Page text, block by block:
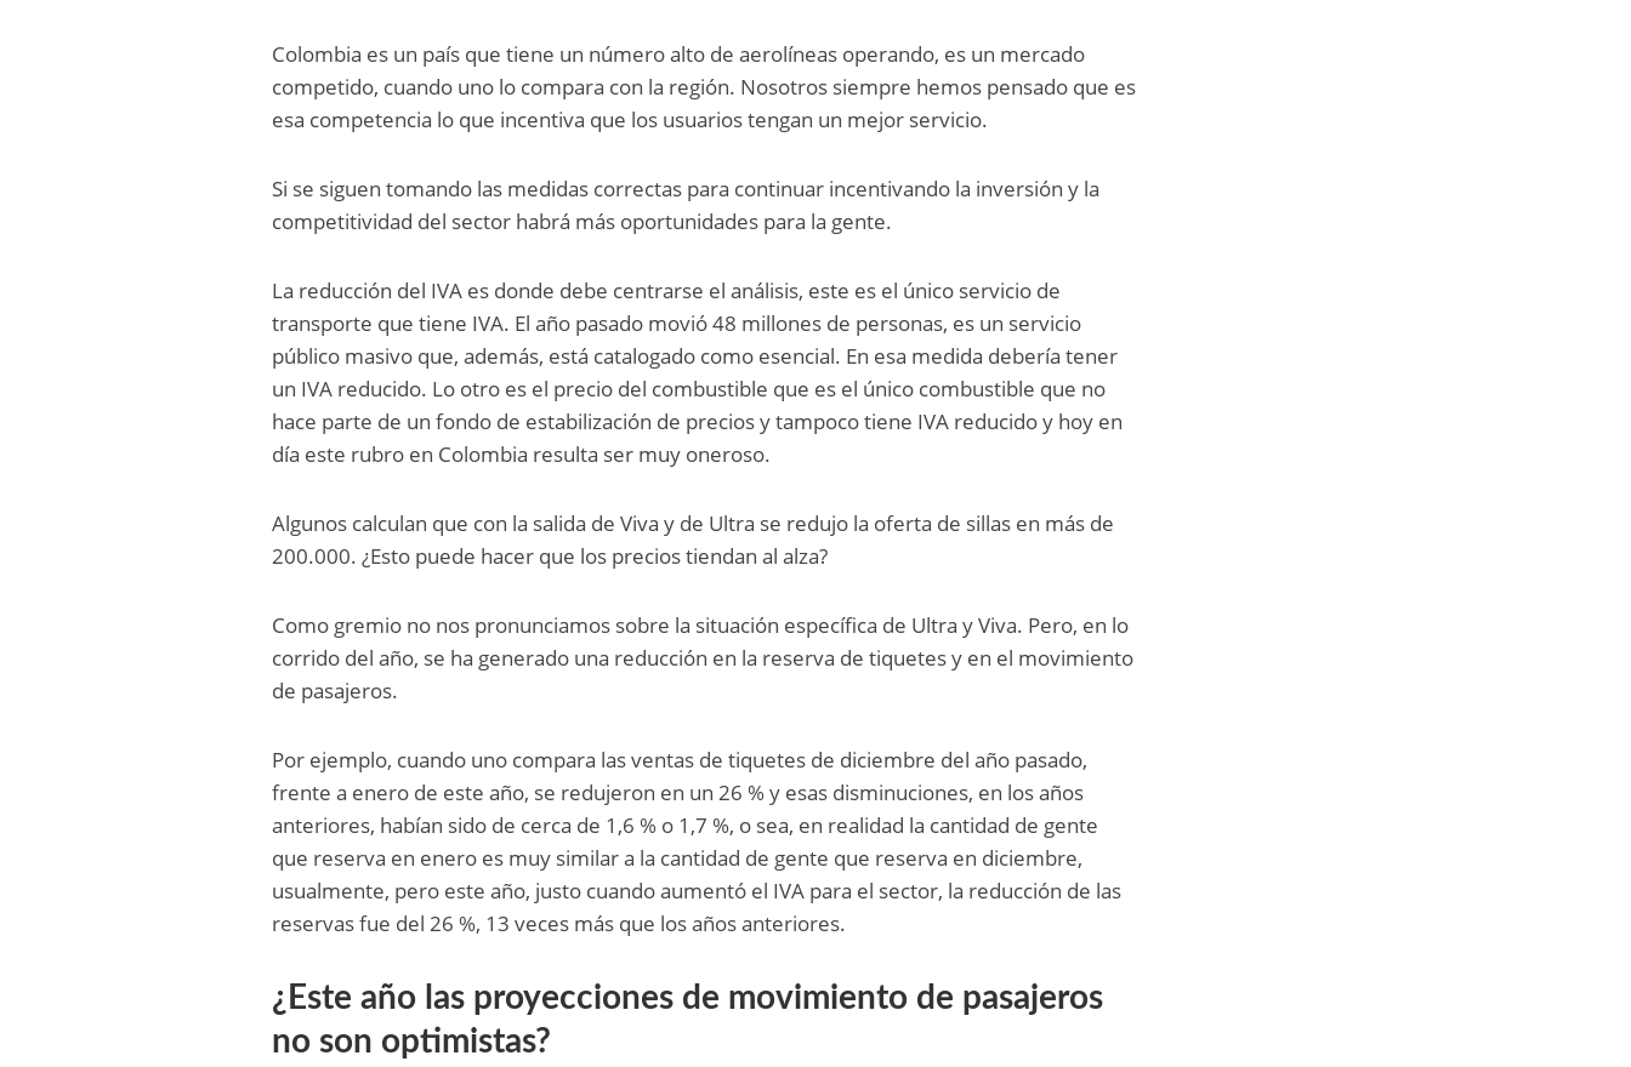
Colombia es un país que tiene un número alto de aerolíneas operando, es un mercado
competido, cuando uno lo compara con la región. Nosotros siempre hemos pensado que es
esa competencia lo que incentiva que los usuarios tengan un mejor servicio.
Si se siguen tomando las medidas correctas para continuar incentivando la inversión y la
competitividad del sector habrá más oportunidades para la gente.
La reducción del IVA es donde debe centrarse el análisis, este es el único servicio de
transporte que tiene IVA. El año pasado movió 48 millones de personas, es un servicio
público masivo que, además, está catalogado como esencial. En esa medida debería tener
un IVA reducido. Lo otro es el precio del combustible que es el único combustible que no
hace parte de un fondo de estabilización de precios y tampoco tiene IVA reducido y hoy en
día este rubro en Colombia resulta ser muy oneroso.
Algunos calculan que con la salida de Viva y de Ultra se redujo la oferta de sillas en más de
200.000. ¿Esto puede hacer que los precios tiendan al alza?
Como gremio no nos pronunciamos sobre la situación específica de Ultra y Viva. Pero, en lo
corrido del año, se ha generado una reducción en la reserva de tiquetes y en el movimiento
de pasajeros.
Por ejemplo, cuando uno compara las ventas de tiquetes de diciembre del año pasado,
frente a enero de este año, se redujeron en un 26 % y esas disminuciones, en los años
anteriores, habían sido de cerca de 1,6 % o 1,7 %, o sea, en realidad la cantidad de gente
que reserva en enero es muy similar a la cantidad de gente que reserva en diciembre,
usualmente, pero este año, justo cuando aumentó el IVA para el sector, la reducción de las
reservas fue del 26 %, 13 veces más que los años anteriores.
¿Este año las proyecciones de movimiento de pasajeros
no son optimistas?